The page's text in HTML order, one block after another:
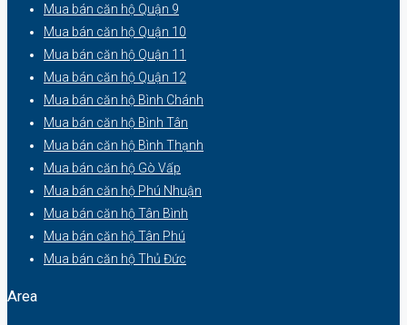
Mua bán căn hộ Quận 9
Mua bán căn hộ Quận 10
Mua bán căn hộ Quận 11
Mua bán căn hộ Quận 12
Mua bán căn hộ Bình Chánh
Mua bán căn hộ Bình Tân
Mua bán căn hộ Bình Thạnh
Mua bán căn hộ Gò Vấp
Mua bán căn hộ Phú Nhuận
Mua bán căn hộ Tân Bình
Mua bán căn hộ Tân Phú
Mua bán căn hộ Thủ Đức
Area